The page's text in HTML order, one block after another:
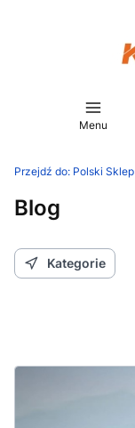
Menu
Przejdź do: Polski Sklep Kukirin -
Blog
Kategorie